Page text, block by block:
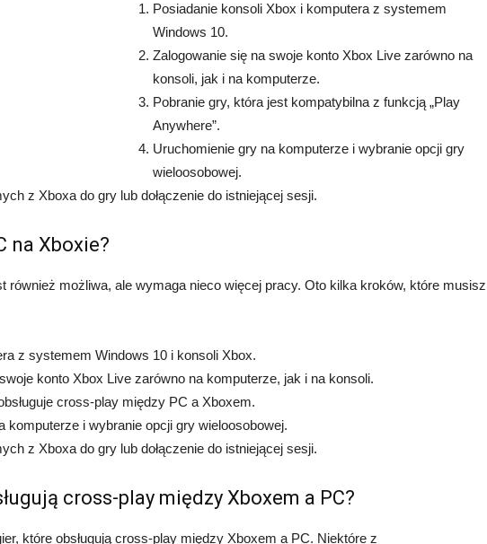
Posiadanie konsoli Xbox i komputera z systemem
Windows 10.
Zalogowanie się na swoje konto Xbox Live zarówno na
konsoli, jak i na komputerze.
Pobranie gry, która jest kompatybilna z funkcją „Play
Anywhere”.
Uruchomienie gry na komputerze i wybranie opcji gry
wieloosobowej.
z Xboxa do gry lub dołączenie do istniejącej sesji.
na Xboxie?
również możliwa, ale wymaga nieco więcej pracy. Oto kilka kroków, które musisz
z systemem Windows 10 i konsoli Xbox.
konto Xbox Live zarówno na komputerze, jak i na konsoli.
cross-play między PC a Xboxem.
komputerze i wybranie opcji gry wieloosobowej.
z Xboxa do gry lub dołączenie do istniejącej sesji.
cross-play między Xboxem a PC?
które obsługują cross-play między Xboxem a PC. Niektóre z